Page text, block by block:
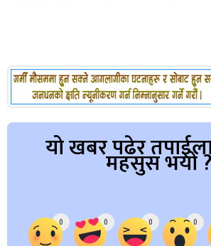
यो खबर पढेरमहसुस भयो ?
0 0 0 0